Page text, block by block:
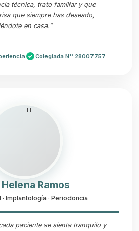
técnica, trato familiar y que
que siempre has deseado,
en casa."
Colegiada Nº 28007757
Ramos
Implantología · Periodoncia
paciente se sienta tranquilo y